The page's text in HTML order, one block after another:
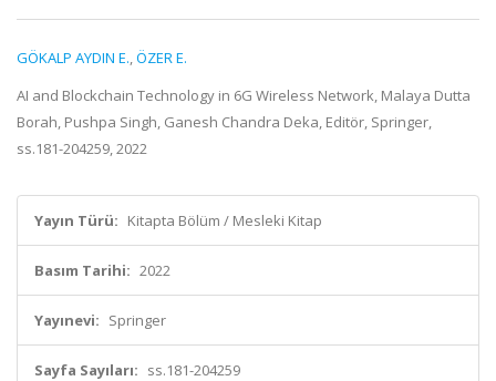
GÖKALP AYDIN E.,ÖZER E.
AI and Blockchain Technology in 6G Wireless Network, Malaya Dutta
Borah, Pushpa Singh, Ganesh Chandra Deka, Editör, Springer,
ss.181-204259, 2022
Yayın Türü: Kitapta Bölüm / Mesleki Kitap
Basım Tarihi: 2022
Yayınevi: Springer
Sayfa Sayıları: ss.181-204259